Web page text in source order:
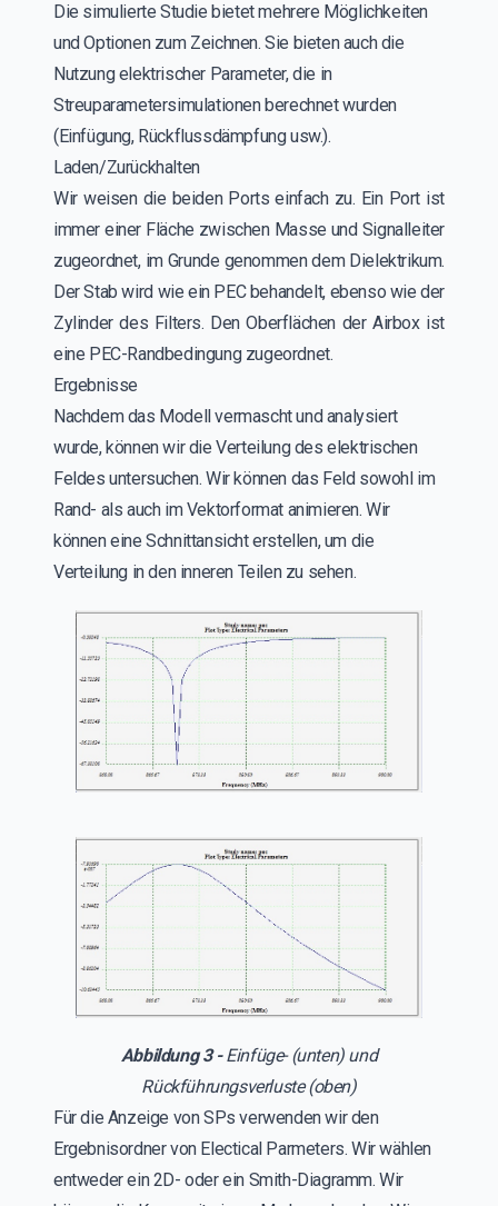
Die simulierte Studie bietet mehrere Möglichkeiten
und Optionen zum Zeichnen. Sie bieten auch die
Nutzung elektrischer Parameter, die in
Streuparametersimulationen berechnet wurden
(Einfügung, Rückflussdämpfung usw.).
Laden/Zurückhalten
Wir weisen die beiden Ports einfach zu. Ein Port ist
immer einer Fläche zwischen Masse und Signalleiter
zugeordnet, im Grunde genommen dem Dielektrikum.
Der Stab wird wie ein PEC behandelt, ebenso wie der
Zylinder des Filters. Den Oberflächen der Airbox ist
eine PEC-Randbedingung zugeordnet.
Ergebnisse
Nachdem das Modell vermascht und analysiert
wurde, können wir die Verteilung des elektrischen
Feldes untersuchen. Wir können das Feld sowohl im
Rand- als auch im Vektorformat animieren. Wir
können eine Schnittansicht erstellen, um die
Verteilung in den inneren Teilen zu sehen.
Abbildung 3 -Einfüge- (unten) und
Rückführungsverluste (oben)
Für die Anzeige von SPs verwenden wir den
Ergebnisordner von Electical Parmeters. Wir wählen
entweder ein 2D- oder ein Smith-Diagramm. Wir